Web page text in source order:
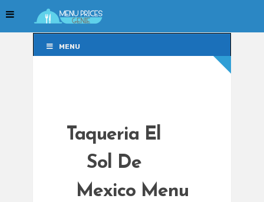
MENU
Taqueria El
Sol De
Mexico Menu